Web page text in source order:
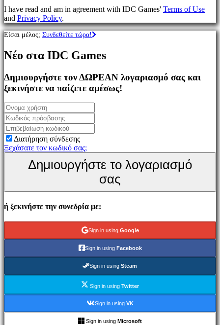
Simulation
games
Puzzle
games
games
Κοινότητα
Παιχνίδι
Εκδηλώσεις
εντός
παιχνιδιού
Νέα
Μέσα
Μαζικής
IDC
IDC
Υποστήριξη
Λογαριασμός
Σύνδεση
I have read and am in agreement with IDC Games' Terms of Use
and Privacy Policy.
Είσαι μέλος; Συνδεθείτε τώρα!
Νέο στα IDC Games
Δημιουργήστε τον ΔΩΡΕΑΝ λογαριασμό σας και
ξεκινήστε να παίζετε αμέσως!
Διατήρηση σύνδεσης
Ξεχάσατε τον κωδικό σας;
Δημιουργήστε το λογαριασμό
σας
ή ξεκινήστε την συνεδρία με:
Sign in using Google
Sign in using Facebook
Sign in using Steam
Sign in using Twitter
Sign in using VK
Sign in using Microsoft